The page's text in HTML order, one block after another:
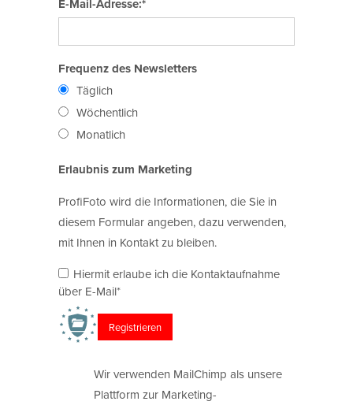
E-Mail-Adresse:*
Frequenz des Newsletters
Täglich
Wöchentlich
Monatlich
Erlaubnis zum Marketing
ProfiFoto wird die Informationen, die Sie in
diesem Formular angeben, dazu verwenden,
mit Ihnen in Kontakt zu bleiben.
Hiermit erlaube ich die Kontaktaufnahme
über E-Mail*
Wir verwenden MailChimp als unsere
Plattform zur Marketing-